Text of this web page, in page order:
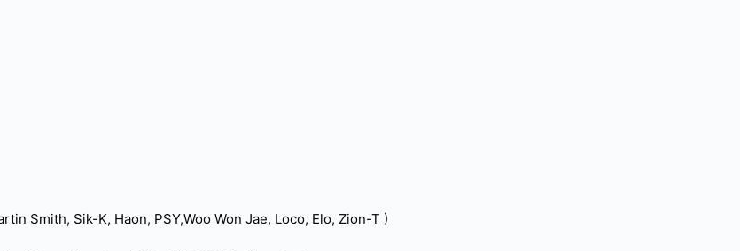
Smith, Sik-K, Haon, PSY,Woo Won Jae, Loco, Elo, Zion-T )